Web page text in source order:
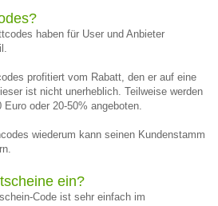
haben für User und Anbieter
profitiert vom Rabatt, den er auf eine
ist nicht unerheblich. Teilweise werden
oder 20-50% angeboten.
wiederum kann seinen Kundenstamm
ein?
Code ist sehr einfach im